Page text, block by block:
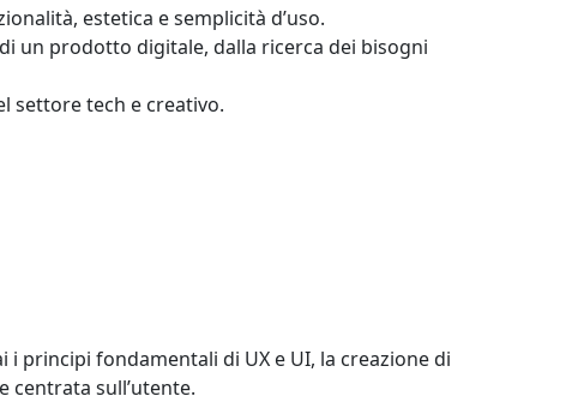
estetica e semplicità d’uso.
un prodotto digitale, dalla ricerca dei bisogni
settore tech e creativo.
principi fondamentali di UX e UI, la creazione di
centrata sull’utente.